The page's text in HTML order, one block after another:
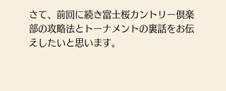
さて、前回に続き富士桜カントリー倶楽
部の攻略法とトーナメントの裏話をお伝
えしたいと思います。